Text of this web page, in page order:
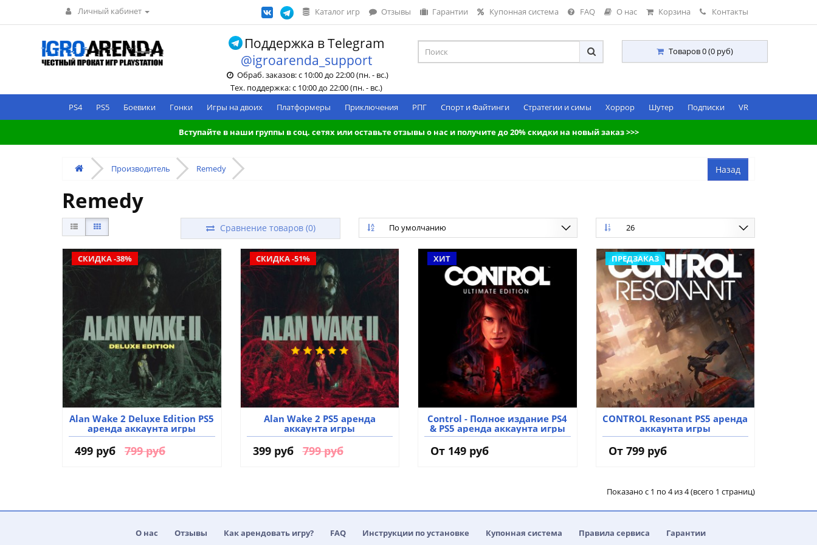
Личный кабинет Каталог игр Отзывы Гарантии Купонная система FAQ О нас Корзина Контакты
Поддержка в Telegram
@igroarenda_support
Обраб. заказов: с 10:00 до 22:00 (пн. - вс.)
Тех. поддержка: с 10:00 до 22:00 (пн. - вс.)
Товаров 0 (0 руб)
PS4 PS5 Боевики Гонки Игры на двоих Платформеры Приключения РПГ Спорт и Файтинги Стратегии и симы Хоррор Шутер Подписки VR
Вступайте в наши группы в соц. сетях или оставьте отзывы о нас и получите до 20% скидки на новый заказ >>>
Производитель Remedy
Remedy
Сравнение товаров (0) По умолчанию 26
СКИДКА -38%
Alan Wake 2 Deluxe Edition PS5
аренда аккаунта игры
499 руб 799 руб
СКИДКА -51%
Alan Wake 2 PS5 аренда
аккаунта игры
399 руб 799 руб
ХИТ
Control - Полное издание PS4
& PS5 аренда аккаунта игры
От 149 руб
ПРЕДЗАКАЗ
CONTROL Resonant PS5 аренда
аккаунта игры
От 799 руб
Показано с 1 по 4 из 4 (всего 1 страниц)
О нас Отзывы Как арендовать игру? FAQ Инструкции по установке Купонная система Правила сервиса Гарантии